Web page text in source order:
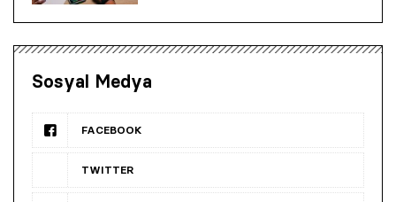
Sosyal Medya
FACEBOOK
TWITTER